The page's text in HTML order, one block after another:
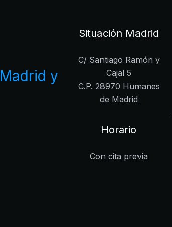
Madrid y
Situación Madrid
C/ Santiago Ramón y
Cajal 5
C.P. 28970 Humanes
de Madrid
Horario
Con cita previa